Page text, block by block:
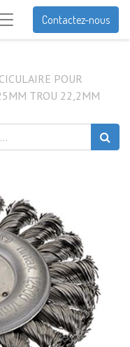
Contactez-nous
POUR
TROU 22,2MM